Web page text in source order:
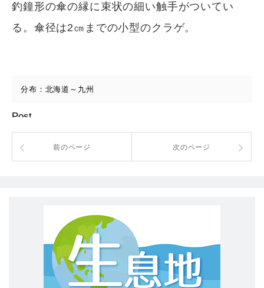
釣鐘形の傘の縁に束状の細い触手がついてい
る。傘径は2㎝までの小型のクラゲ。
分布：北海道～九州
Post
前のページ 次のページ